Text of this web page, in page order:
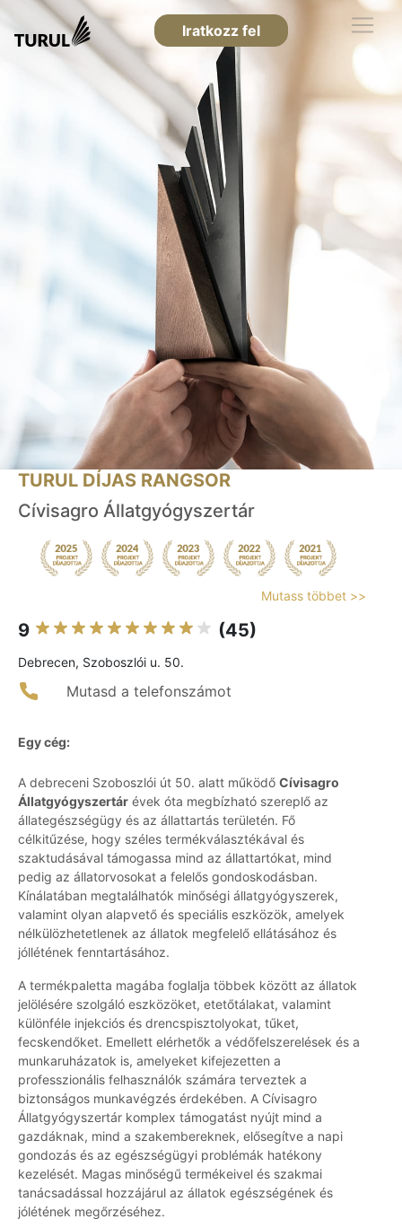
Iratkozz fel
TURUL DÍJAS RANGSOR
Cívisagro Állatgyógyszertár
Mutass többet >>
9 (45)
Debrecen, Szoboszlói u. 50.
Mutasd a telefonszámot
Egy cég:
A debreceni Szoboszlói út 50. alatt működő Cívisagro
Állatgyógyszertár évek óta megbízható szereplő az
állategészségügy és az állattartás területén. Fő
célkitűzése, hogy széles termékválasztékával és
szaktudásával támogassa mind az állattartókat, mind
pedig az állatorvosokat a felelős gondoskodásban.
Kínálatában megtalálhatók minőségi állatgyógyszerek,
valamint olyan alapvető és speciális eszközök, amelyek
nélkülözhetetlenek az állatok megfelelő ellátásához és
jóllétének fenntartásához.
A termékpaletta magába foglalja többek között az állatok
jelölésére szolgáló eszközöket, etetőtálakat, valamint
különféle injekciós és drencspisztolyokat, tűket,
fecskendőket. Emellett elérhetők a védőfelszerelések és a
munkaruházatok is, amelyeket kifejezetten a
professzionális felhasználók számára terveztek a
biztonságos munkavégzés érdekében. A Cívisagro
Állatgyógyszertár komplex támogatást nyújt mind a
gazdáknak, mind a szakembereknek, elősegítve a napi
gondozás és az egészségügyi problémák hatékony
kezelését. Magas minőségű termékeivel és szakmai
tanácsadással hozzájárul az állatok egészségének és
jólétének megőrzéséhez.